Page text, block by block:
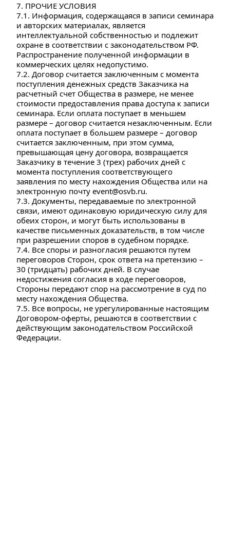
7. ПРОЧИЕ УСЛОВИЯ
7.1. Информация, содержащаяся в записи семинара
и авторских материалах, является
интеллектуальной собственностью и подлежит
охране в соответствии с законодательством РФ.
Распространение полученной информации в
коммерческих целях недопустимо.
7.2. Договор считается заключенным с момента
поступления денежных средств Заказчика на
расчетный счет Общества в размере, не менее
стоимости предоставления права доступа к записи
семинара. Если оплата поступает в меньшем
размере – договор считается незаключенным. Если
оплата поступает в большем размере – договор
считается заключенным, при этом сумма,
превышающая цену договора, возвращается
Заказчику в течение 3 (трех) рабочих дней с
момента поступления соответствующего
заявления по месту нахождения Общества или на
электронную почту event@osvb.ru.
7.3. Документы, передаваемые по электронной
связи, имеют одинаковую юридическую силу для
обеих сторон, и могут быть использованы в
качестве письменных доказательств, в том числе
при разрешении споров в судебном порядке.
7.4. Все споры и разногласия решаются путем
переговоров Сторон, срок ответа на претензию –
30 (тридцать) рабочих дней. В случае
недостижения согласия в ходе переговоров,
Стороны передают спор на рассмотрение в суд по
месту нахождения Общества.
7.5. Все вопросы, не урегулированные настоящим
Договором-оферты, решаются в соответствии с
действующим законодательством Российской
Федерации.